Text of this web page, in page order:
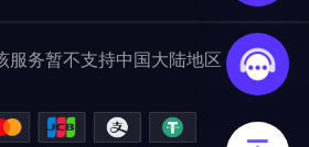
服务暂不支持中国大陆地区，敬请